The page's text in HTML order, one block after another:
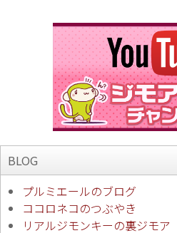
BLOG
プルミエールのブログ
ココロネコのつぶやき
リアルジモンキーの裏ジモア